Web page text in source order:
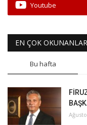
Youtube
EN ÇOK OKUNANLAR
Bu hafta